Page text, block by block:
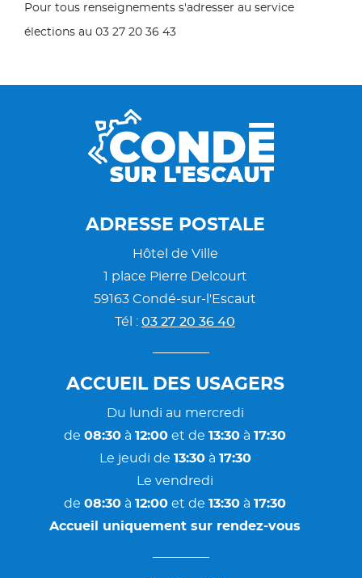
Pour tous renseignements s'adresser au service
élections au 03 27 20 36 43
ADRESSE POSTALE
Hôtel de Ville
1 place Pierre Delcourt
59163 Condé-sur-l'Escaut
Tél : 03 27 20 36 40
ACCUEIL DES USAGERS
Du lundi au mercredi
de 08:30 à 12:00 et de 13:30 à 17:30
Le jeudi de 13:30à 17:30
Le vendredi
de 08:30 à 12:00 et de 13:30 à 17:30
Accueil uniquement sur rendez-vous